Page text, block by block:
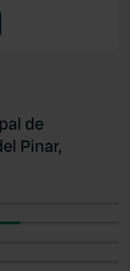
de
Pinar,